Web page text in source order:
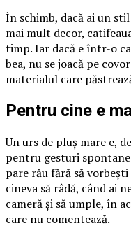
În schimb, dacă ai un
mai mult decor,
timp. Iar dacă e într-o
bea, nu se joacă pe
materialul care
Pentru cine e
Un urs de pluș mare e,
pentru gesturi
pare rău fără să
cineva să râdă, când ai
cameră și să umple, în
care nu comentează.